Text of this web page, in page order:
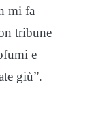
mi fa
tribune
e
giù”.